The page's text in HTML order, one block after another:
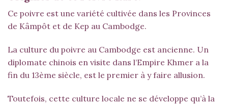
Ce poivre est une variété cultivée dans les Provinces
de Kâmpôt et de Kep au Cambodge.
La culture du poivre au Cambodge est ancienne. Un
diplomate chinois en visite dans l’Empire Khmer a la
fin du 13ème siècle, est le premier à y faire allusion.
Toutefois, cette culture locale ne se développe qu’à la